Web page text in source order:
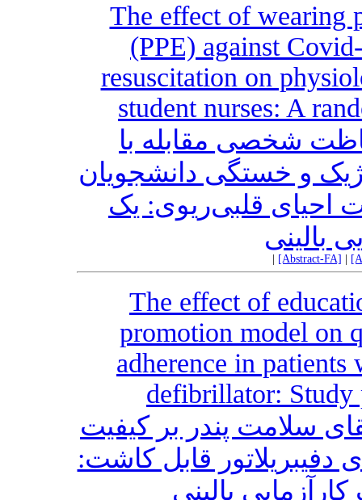
The effect of wearing
(PPE) against
resuscitation on
student nurses: A
شخصی مقابله با
و خستگی دانشجویان
احیای قلبی‌ریوی: یک
بالینی
[Abstract-FA]
The effect of
promotion model on
adherence in
defibrillator:
سلامت پندر بر کیفیت
دفیبریلاتور قابل کاشت:
بالینی